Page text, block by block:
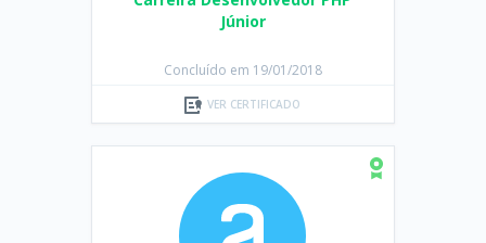
Júnior
Concluído em 19/01/2018
VER CERTIFICADO